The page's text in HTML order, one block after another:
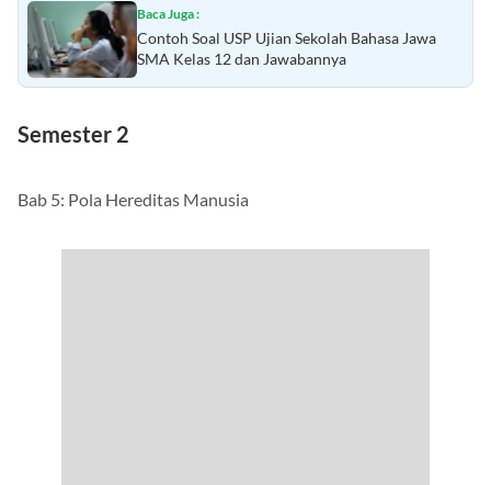
Baca Juga :
Contoh Soal USP Ujian Sekolah Bahasa Jawa
SMA Kelas 12 dan Jawabannya
Semester 2
Bab 5: Pola Hereditas Manusia